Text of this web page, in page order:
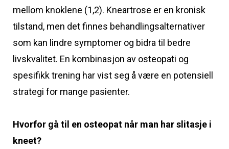
mellom knoklene (1,2). Kneartrose er en kronisk
tilstand, men det finnes behandlingsalternativer
som kan lindre symptomer og bidra til bedre
livskvalitet. En kombinasjon av osteopati og
spesifikk trening har vist seg å være en potensiell
strategi for mange pasienter.
Hvorfor gå til en osteopat når man har slitasje i
kneet?